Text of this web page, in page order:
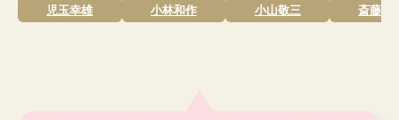
児玉幸雄
小林和作 小山敬三 斎藤義